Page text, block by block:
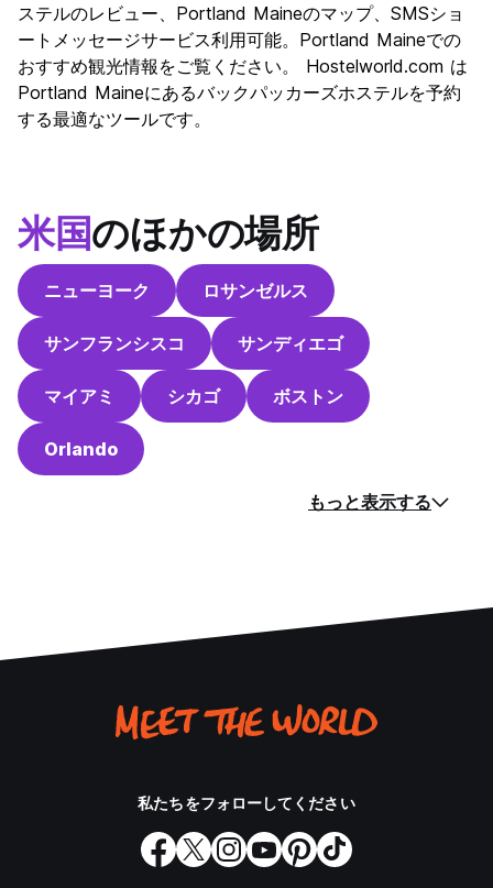
ステルのレビュー、Portland Maineのマップ、SMSショ
ートメッセージサービス利用可能。Portland Maineでの
おすすめ観光情報をご覧ください。 Hostelworld.com は
Portland Maineにあるバックパッカーズホステルを予約
する最適なツールです。
米国のほかの場所
ニューヨーク ロサンゼルス
サンフランシスコ サンディエゴ
マイアミ シカゴ ボストン
Orlando
もっと表示する
私たちをフォローしてください